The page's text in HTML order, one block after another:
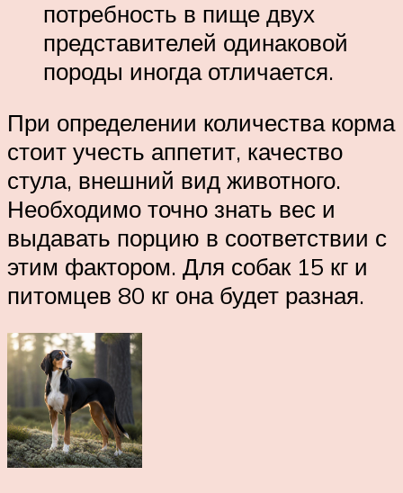
потребность в пище двух
представителей одинаковой
породы иногда отличается.
При определении количества корма
стоит учесть аппетит, качество
стула, внешний вид животного.
Необходимо точно знать вес и
выдавать порцию в соответствии с
этим фактором. Для собак 15 кг и
питомцев 80 кг она будет разная.